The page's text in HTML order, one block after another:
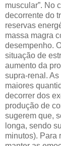
muscular”. No
decorrente do
reservas
massa magra
desempenho.
situação de
aumento da
supra-renal.
maiores
decorrer dos
produção de
sugerem que,
longa, sendo
minutos). Para